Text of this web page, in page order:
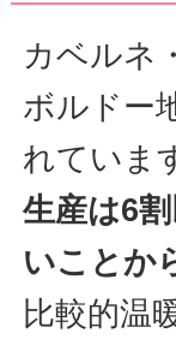
カベルネ
ボルドー
れていま
生産は6
いことか
比較的温